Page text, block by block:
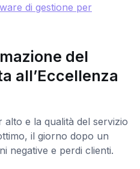
di gestione per
del
all’Eccellenza
e la qualità del servizio
il giorno dopo un
negative e perdi clienti.